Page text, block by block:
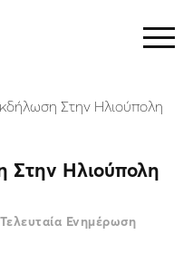
Στην Ηλιούπολη
Στην Ηλιούπολη
Τελευταία Ενημέρωση